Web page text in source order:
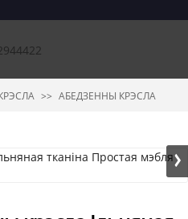
АБЕДЗЕННЫ КРЭСЛА